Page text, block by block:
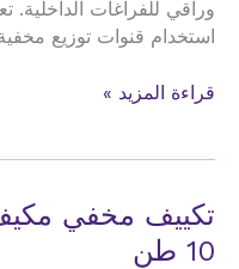
وراقي للفراغات الداخلية.
استخدام قنوات توزيع
تكييف
تركيب
مكيفات
مكاتب
قراءة المزيد »
تكييف مخفي
10 طن